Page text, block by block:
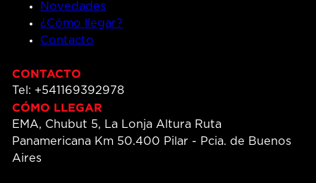
Novedades
¿Cómo llegar?
Contacto
CONTACTO
Tel: +541169392978
CÓMO LLEGAR
EMA, Chubut 5, La Lonja Altura Ruta
Panamericana Km 50.400 Pilar - Pcia. de Buenos
Aires